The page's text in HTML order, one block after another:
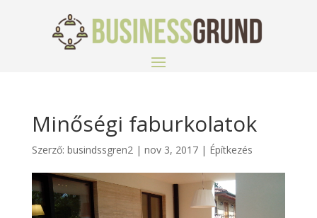
Minőségi faburkolatok
Szerző: busindssgren2| nov 3, 2017| Építkezés